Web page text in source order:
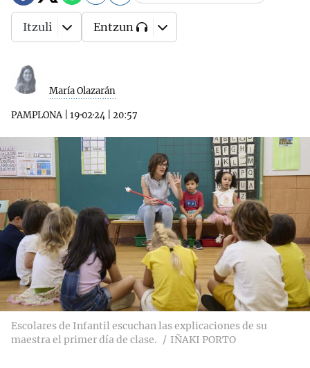
María Olazarán
PAMPLONA| 19·02·24 20:57
Itzuli Entzun
Escolares de Infantil escuchan las explicaciones de su
maestra el primer día de clase.
IÑAKI PORTO